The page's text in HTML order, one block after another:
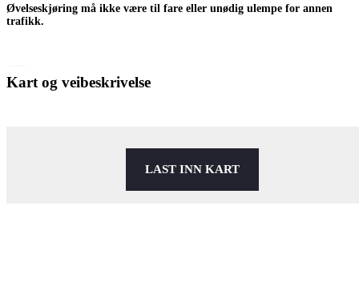
Øvelseskjøring må ikke være til fare eller unødig ulempe for annen
trafikk.
Kart og veibeskrivelse
LAST INN KART